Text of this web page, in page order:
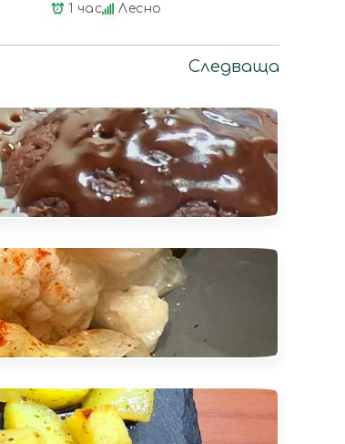
1 час Лесно
Следваща